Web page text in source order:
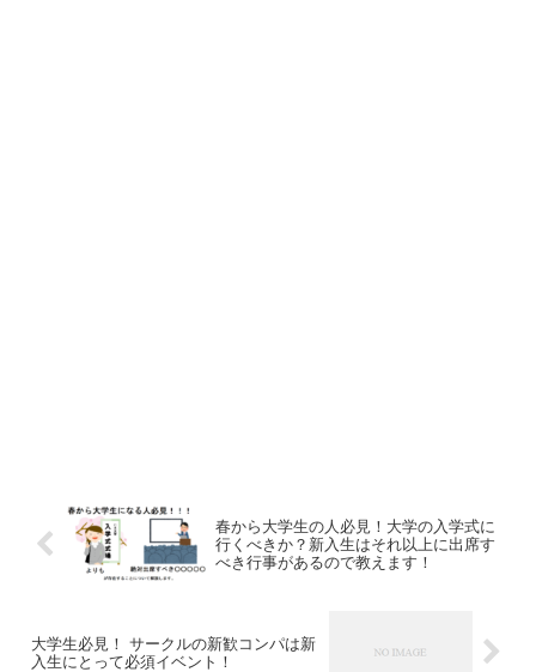
春から大学生の人必見！大学の入学式に
行くべきか？新入生はそれ以上に出席す
べき行事があるので教えます！
大学生必見！ サークルの新歓コンパは新
入生にとって必須イベント！